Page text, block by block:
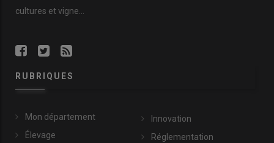
cultures et vigne...
RUBRIQUES
Mon département
Élevage
Innovation
Réglementation